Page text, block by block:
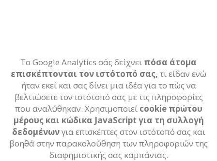
Το Google Analytics σάς δείχνει πόσα άτομα
επισκέπτονται τον ιστότοπό σας, τι είδαν ενώ
ήταν εκεί και σας δίνει μια ιδέα για το πώς να
βελτιώσετε τον ιστότοπό σας με τις πληροφορίες
που αναλύθηκαν. Χρησιμοποιεί cookie πρώτου
μέρους και κώδικα JavaScript για τη συλλογή
δεδομένωνγια επισκέπτες στον ιστότοπό σας και
βοηθά στην παρακολούθηση των πληροφοριών της
διαφημιστικής σας καμπάνιας.